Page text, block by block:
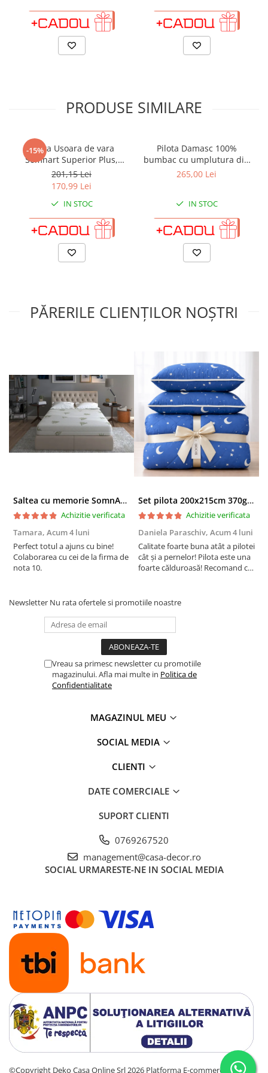
ADAUGA IN COS ADAUGA IN COS
PRODUSE SIMILARE
-15%
Pilota Usoara de vara
Somnart Superior Plus,
200x220, tesatura bumbac,
umplutura 200 gr/mp
201,15 Lei
170,99 Lei
IN STOC
ADAUGA IN COS
Pilota Damasc 100%
bumbac cu umplutura din
lana, extra groasa, 4.5 kg,
265,00 Lei
IN STOC
ADAUGA IN COS
PĂRERILE CLIENȚILOR NOȘTRI
Saltea cu memorie SomnART XXL Memory Plus 160x190, înălțime 25cm, pentru persoane supraponderale, husă Aloe Vera detașabilă, rulată, fermitate mare
Achizitie verificata
Tamara, Acum 4 luni
Perfect totul a ajuns cu bine!
Colaborarea cu cei de la firma de
nota 10.
Set pilota 200x215cm 370g cu 2 perne 50x70,albastru- PLT36
Achizitie verificata
Daniela Paraschiv, Acum 4 luni
Calitate foarte buna atât a pilotei
cât și a pernelor! Pilota este una
foarte călduroasă! Recomand cu
Newsletter Nu rata ofertele si promotiile noastre
Vreau sa primesc newsletter cu promotiile
magazinului. Afla mai multe in Politica de
Confidentialitate
MAGAZINUL MEU
SOCIAL MEDIA
CLIENTI
DATE COMERCIALE
SUPORT CLIENTI
0769267520
management@casa-decor.ro
SOCIAL URMARESTE-NE IN SOCIAL MEDIA
©Copyright Deko Casa Online Srl 2026 Platforma E-commerce by